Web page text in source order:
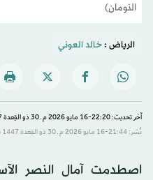
النومان)
الرياض :خالد العوني
آخر تحديث: 22:20-16 مايو 2026 م ـ 30 ذو القِعدة 1447 هـ
نُشر: 21:44-16 مايو 2026 م ـ 30 ذو القِعدة 1447 هـ
اصطدمت آمال النصر